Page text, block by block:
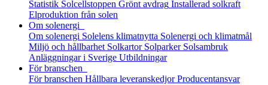
Statistik Solcellstoppen Grönt avdrag Installerad solkraft
Elproduktion från solen
Om solenergi
Om solenergi Solelens klimatnytta Solenergi och klimatmål
Miljö och hållbarhet Solkartor Solparker Solsambruk
Anläggningar i Sverige Utbildningar
För branschen
För branschen Hållbara leveranskedjor Producentansvar